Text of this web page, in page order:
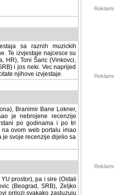
sa raznih muzickih
Te izvjestaje najcesce su
HR), Toni Šaric (Vinkovci,
i jos neki. Vec naprijed
njihove izvjestaje.
Branimir Bane Lokner,
recenzije muzickih
i po tri osnovne
portalu imao svoju rubriku.
dijelio sa svima vama,
prostor), pa i sire (Ostali
SRB), Zeljko Milovic
svakako zasluzuju da se